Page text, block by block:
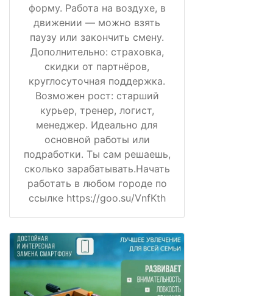
форму. Работа на воздухе, в
движении — можно взять
паузу или закончить смену.
Дополнительно: страховка,
скидки от партнёров,
круглосуточная поддержка.
Возможен рост: старший
курьер, тренер, логист,
менеджер. Идеально для
основной работы или
подработки. Ты сам решаешь,
сколько зарабатывать.Начать
работать в любом городе по
ссылке https://goo.su/VnfKth